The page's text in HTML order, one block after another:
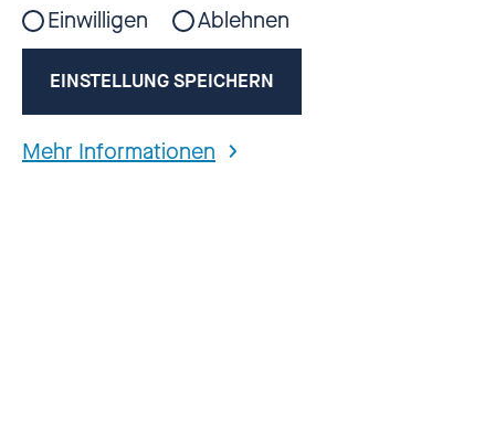
Einwilligen Ablehnen
EINSTELLUNG SPEICHERN
Mehr Informationen